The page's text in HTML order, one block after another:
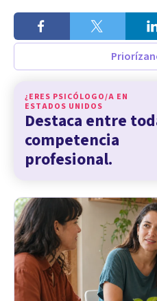
¿ERES PSICÓLOGO/A EN
ESTADOS UNIDOS
Destaca entre
competencia
profesional.